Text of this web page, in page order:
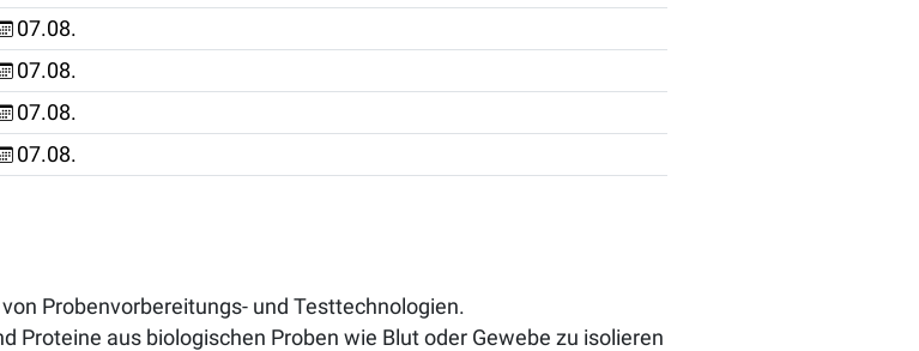
07.08.
07.08.
07.08.
07.08.
Probenvorbereitungs- und Testtechnologien.
aus biologischen Proben wie Blut oder Gewebe zu isolieren